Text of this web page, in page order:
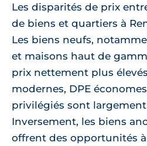
Les disparités de prix
de biens et quartiers à
Les biens neufs,
et maisons haut de
prix nettement plus
modernes, DPE
privilégiés sont largement
Inversement, les biens
offrent des opportunités